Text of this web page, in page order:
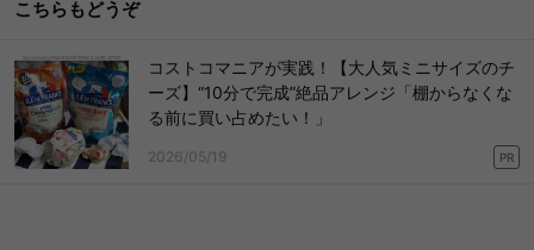
こちらもどうぞ
コストコマニアが実践！【大人気ミニサイズのチ
ーズ】“10分で完成”絶品アレンジ「棚からなくな
る前に買い占めたい！」
2026/05/19 PR